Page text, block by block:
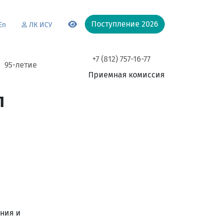
ЛК ИСУ Поступление 2026
95-летие
+7 (812) 757-16-77
Приемная комиссия
и